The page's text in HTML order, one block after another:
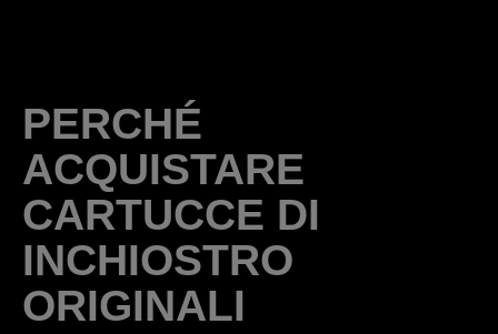
PERCHÉ
ACQUISTARE
CARTUCCE DI
INCHIOSTRO
ORIGINALI